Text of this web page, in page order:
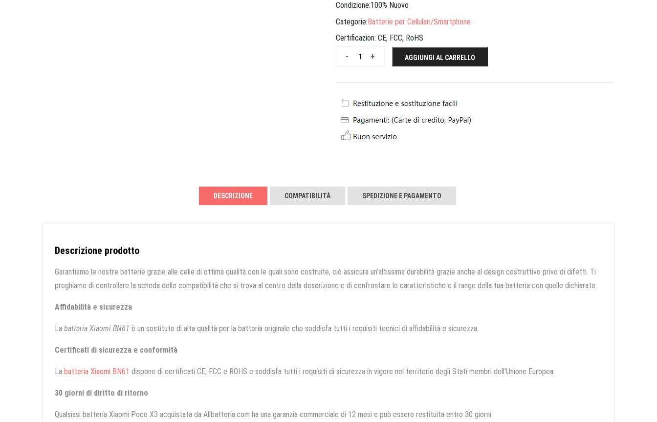
Condizione:100% Nuovo
Categorie:Batterie per Cellulari/Smartphone
Certificazion: CE, FCC, RoHS
+
- AGGIUNGI AL CARRELLO
DESCRIZIONE COMPATIBILITÀ SPEDIZIONE E PAGAMENTO
Descrizione prodotto
Garantiamo le nostre batterie grazie alle celle di ottima qualità con le quali sono costruite, ciò assicura un’altissima durabilità grazie anche al design costruttivo privo di difetti. Ti
preghiamo di controllare la scheda delle compatibilità che si trova al centro della descrizione e di confrontare le caratteristiche e il range della tua batteria con quelle dichiarate.
Affidabilità e sicurezza
La batteria Xiaomi BN61 è un sostituto di alta qualità per la batteria originale che soddisfa tutti i requisiti tecnici di affidabilità e sicurezza.
Certificati di sicurezza e conformità
La batteria Xiaomi BN61 dispone di certificati CE, FCC e ROHS e soddisfa tutti i requisiti di sicurezza in vigore nel territorio degli Stati membri dell'Unione Europea.
30 giorni di diritto di ritorno
Qualsiasi batteria Xiaomi Poco X3 acquistata da Allbatteria.com ha una garanzia commerciale di 12 mesi e può essere restituita entro 30 giorni.